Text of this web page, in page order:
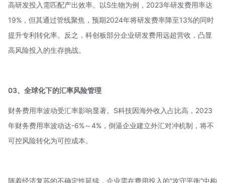
高研发投入需匹配产出效率。以S生物为例，2023年研发费用率达
19%，但其通过管线聚焦，预期2024年将研发费率降至13%的同时
提升专利转化率。反之，科创板部分企业研发费用远超营收，凸显
高风险投入的生存挑战。
03、全球化下的汇率风险管理
财务费用率波动受汇率影响显著。S科技因海外收入占比高，2023
年财务费用率波动达-6%～4%，倒逼企业建立外汇对冲机制，将不
可控风险转化为可控成本。
随着经济复苏的不确定性延续，企业需在费用投入的“攻守平衡”中构